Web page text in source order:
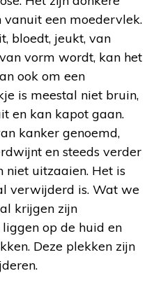
een moedervlek.
bloedt, jeukt, van
vorm wordt, kan het
ook om een
is meestal niet bruin,
en kan kapot gaan.
kanker genoemd,
en steeds verder
niet uitzaaien. Het is
verwijderd is. Wat we
krijgen zijn
op de huid en
Deze plekken zijn